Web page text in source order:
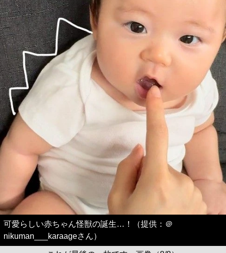
可愛らしい赤ちゃん怪獣の誕生…！（提供：＠
nikuman___karaageさん）